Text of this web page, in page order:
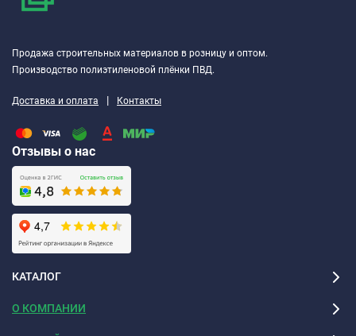
Продажа строительных материалов в розницу и оптом.
Производство полиэтиленовой плёнки ПВД.
Доставка и оплата | Контакты
Отзывы о нас
КАТАЛОГ
О КОМПАНИИ